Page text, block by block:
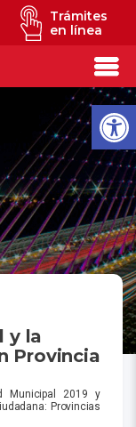
Trámites
en línea
y la
Provincia
Municipal 2019 y
Provincias